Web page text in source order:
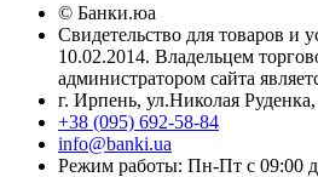
© Банки.юа
Свидетельство для товаров и
10.02.2014. Владельцем
администратором сайта
г. Ирпень, ул.Николая
+38 (095) 692-58-84
info@banki.ua
Режим работы: Пн-Пт с 09:00